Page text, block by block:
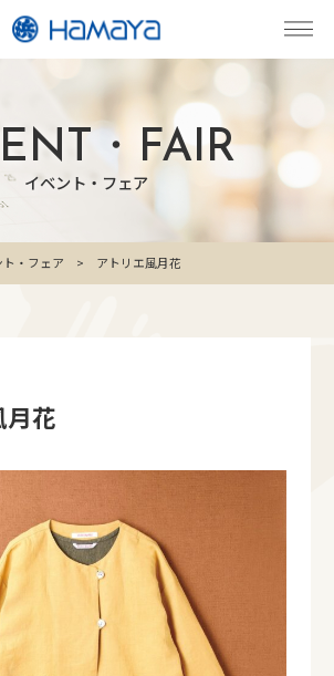
・FAIR
イベント・フェア
・フェア アトリエ風月花
月花